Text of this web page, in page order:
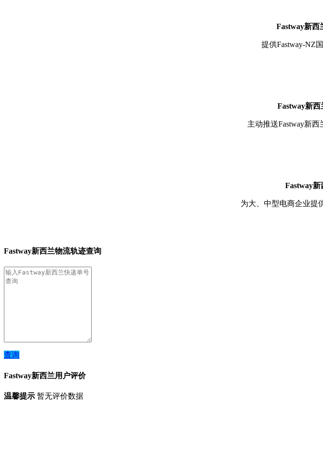
Fastway新西
提供Fastway-NZ
Fastway新
主动推送Fastway新
Fastway
为大、中型电商企业提
Fastway新西兰物流轨迹查询
查询
Fastway新西兰用户评价
温馨提示 暂无评价数据